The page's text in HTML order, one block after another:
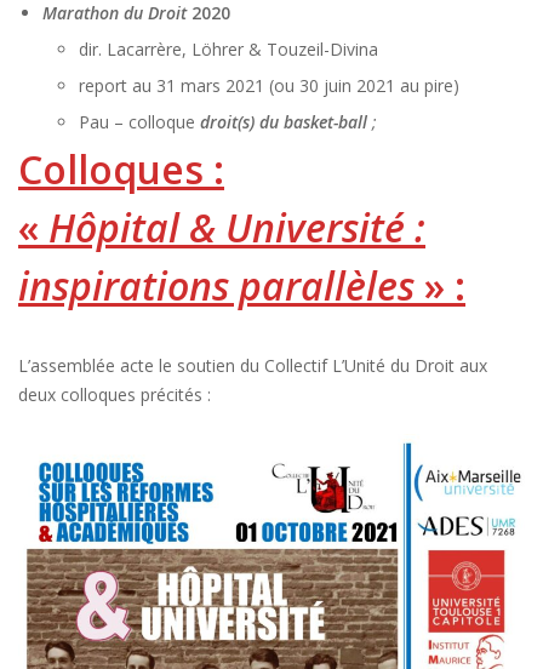
Marathon du Droit2020
dir. Lacarrère, Löhrer & Touzeil-Divina
report au 31 mars 2021 (ou 30 juin 2021 au pire)
Pau – colloque droit(s) du basket-ball ;
Colloques :
« Hôpital & Université :
inspirations parallèles » :
L’assemblée acte le soutien du Collectif L’Unité du Droit aux
deux colloques précités :